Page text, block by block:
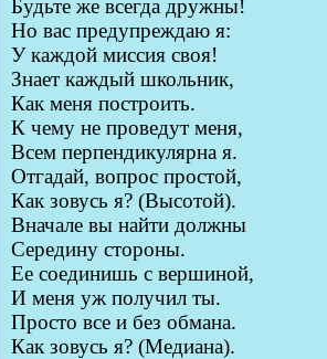
Будьте же всегда дружны!
Но вас предупреждаю я:
У каждой миссия своя!
Знает каждый школьник,
Как меня построить.
К чему не проведут меня,
Всем перпендикулярна я.
Отгадай, вопрос простой,
Как зовусь я? (Высотой).
Вначале вы найти должны
Середину стороны.
Ее соединишь с вершиной,
И меня уж получил ты.
Просто все и без обмана.
Как зовусь я? (Медиана).